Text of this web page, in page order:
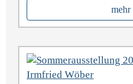
mehr